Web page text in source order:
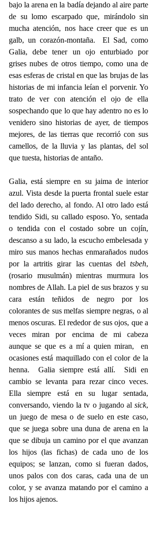
bajo la arena en la badía dejando al aire parte
de su lomo escarpado que, mirándolo sin
mucha atención, nos hace creer que es un
galb, un corazón-montaña.  El Sad, como
Galia, debe tener un ojo enturbiado por
grises nubes de otros tiempo, como una de
esas esferas de cristal en que las brujas de las
historias de mi infancia leían el porvenir. Yo
trato de ver con atención el ojo de ella
sospechando que lo que hay adentro no es lo
venidero sino historias de ayer, de tiempos
mejores, de las tierras que recorrió con sus
camellos, de la lluvia y las plantas, del sol
que tuesta, historias de antaño.
Galia, está siempre en su jaima de interior
azul. Vista desde la puerta frontal suele estar
del lado derecho, al fondo. Al otro lado está
tendido Sidi, su callado esposo. Yo, sentada
o tendida con el costado sobre un cojín,
descanso a su lado, la escucho embelesada y
miro sus manos hechas enmarañados nudos
por la artritis girar las cuentas del tsbeh,
(rosario musulmán) mientras murmura los
nombres de Allah. La piel de sus brazos y su
cara están teñidos de negro por los
colorantes de sus melfas siempre negras, o al
menos oscuras. El rededor de sus ojos, que a
veces miran por encima de mi cabeza
aunque se que es a mí a quien miran,  en
ocasiones está maquillado con el color de la
henna.  Galia siempre está allí.  Sidi en
cambio se levanta para rezar cinco veces.
Ella siempre está en su lugar sentada,
conversando, viendo la tv o jugando al sick,
un juego de mesa o de suelo en este caso,
que se juega sobre una duna de arena en la
que se dibuja un camino por el que avanzan
los hijos (las fichas) de cada uno de los
equipos; se lanzan, como si fueran dados,
unos palos con dos caras, cada una de un
color, y se avanza matando por el camino a
los hijos ajenos.